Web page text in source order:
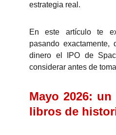
estrategia real.
En este artículo te
pasando exactamente,
dinero el IPO de
considerar antes de
Mayo 2026:
libros de